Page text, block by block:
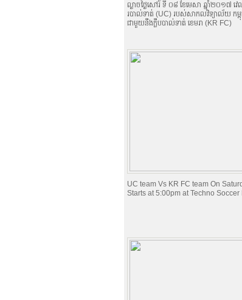
ល្ងាចថ្ងៃសៅរ៍ ទី ០៨ ខែមេសា ឆ្នាំ២០១៧ វ
របាល់ទាត់ (UC) របស់សាកលវិទ្យាល័យ កម្ពុជ
ជាមួយនឹងក្លឹបបាល់ទាត់ ខេមរា (KR FC)
UC team Vs KR FC team On
Starts at 5:00pm at Techno Soccer